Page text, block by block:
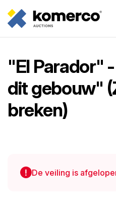
"El Parador"
dit gebouw"
breken)
De veiling is